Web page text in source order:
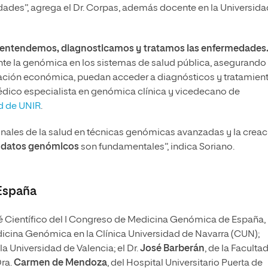
agrega el Dr. Corpas, además docente en la
diagnosticamos y tratamos las enfermedades.
la genómica en los sistemas de salud pública, asegurando
económica, puedan acceder a diagnósticos y
especialista en genómica clínica y vicedecano de
de UNIR.
de la salud en técnicas genómicas avanzadas y la
genómicosson fundamentales”, indica Soriano.
del I Congreso de Medicina Genómica de España,
Genómica en la Clínica Universidad de Navarra (CUN);
Universidad de Valencia; el Dr.José Barberán, de la
Carmen de Mendoza, del Hospital Universitario Puerta de